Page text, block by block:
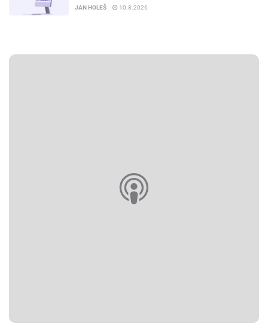
JAN HOLEŠ 10.8.2026